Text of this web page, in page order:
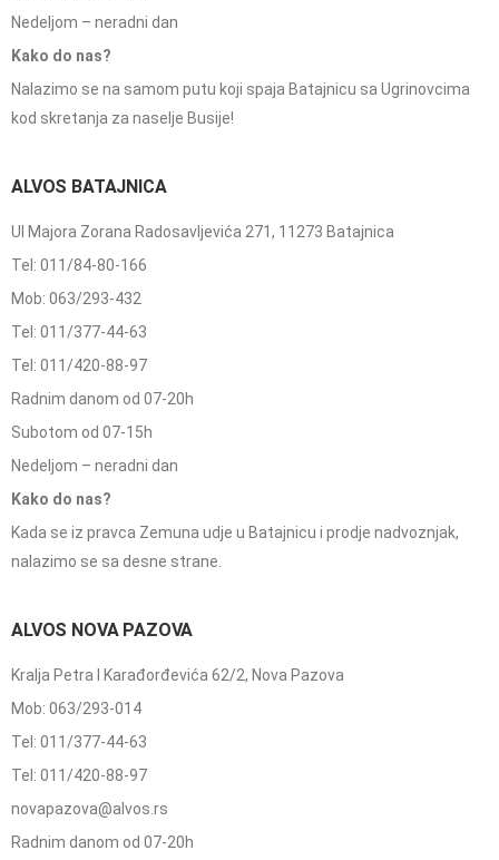
Nedeljom – neradni dan
Kako do nas?
Nalazimo se na samom putu koji spaja Batajnicu sa Ugrinovcima
kod skretanja za naselje Busije!
ALVOS BATAJNICA
Ul Majora Zorana Radosavljevića 271, 11273 Batajnica
Tel: 011/84-80-166
Mob: 063/293-432
Tel: 011/377-44-63
Tel: 011/420-88-97
Radnim danom od 07-20h
Subotom od 07-15h
Nedeljom – neradni dan
Kako do nas?
Kada se iz pravca Zemuna udje u Batajnicu i prodje nadvoznjak,
nalazimo se sa desne strane.
ALVOS NOVA PAZOVA
Kralja Petra I Karađorđevića 62/2, Nova Pazova
Mob: 063/293-014
Tel: 011/377-44-63
Tel: 011/420-88-97
novapazova@alvos.rs
Radnim danom od 07-20h